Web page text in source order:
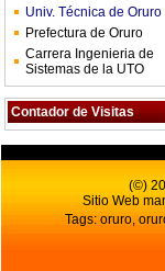
Univ. Técnica de Oruro
Prefectura de Oruro
Carrera Ingenieria de
Sistemas de la UTO
Contador de Visitas
(©)
Sitio Web
Tags: oruro,